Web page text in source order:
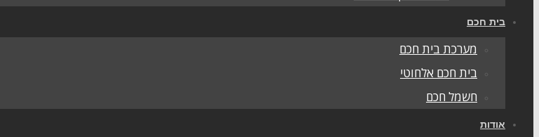
בית חכם
מערכת בית חכם
בית חכם אלחוטי
חשמל חכם
אודות